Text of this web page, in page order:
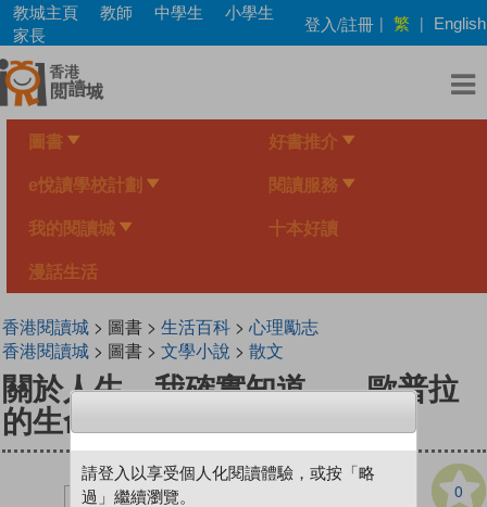
Skip
main
content
教城主頁 教師 中學生
小學生
家長
登入/註冊 | 繁 | English
圖書 好書推介
e悅讀學校計劃 閱讀服務
我的閱讀城 十本好讀
漫話生活
香港閱讀城> 圖書 > 生活百科> 心理勵志
香港閱讀城> 圖書 > 文學小說 > 散文
關於人生，我確實知道……歐普拉
的生命智慧
0
請登入以享受個人化閱讀體驗，或按「略
過」繼續瀏覽。